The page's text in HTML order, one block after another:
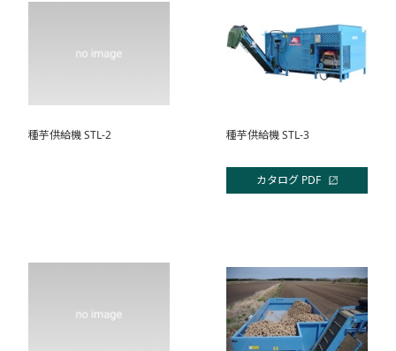
種芋供給機 STL-2 種芋供給機 STL-3
カタログ PDF